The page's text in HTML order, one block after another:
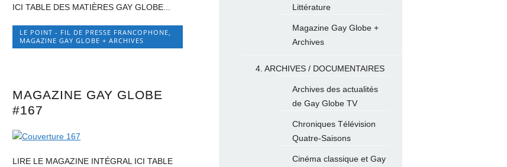
ICI TABLE DES MATIÈRES GAY GLOBE...
LE POINT - FIL DE PRESSE FRANCOPHONE,
MAGAZINE GAY GLOBE + ARCHIVES
MAGAZINE GAY GLOBE
#167
LIRE LE MAGAZINE INTÉGRAL ICI TABLE
Littérature
Magazine Gay Globe +
Archives
4. ARCHIVES / DOCUMENTAIRES
Archives des actualités
de Gay Globe TV
Chroniques Télévision
Quatre-Saisons
Cinéma classique et Gay